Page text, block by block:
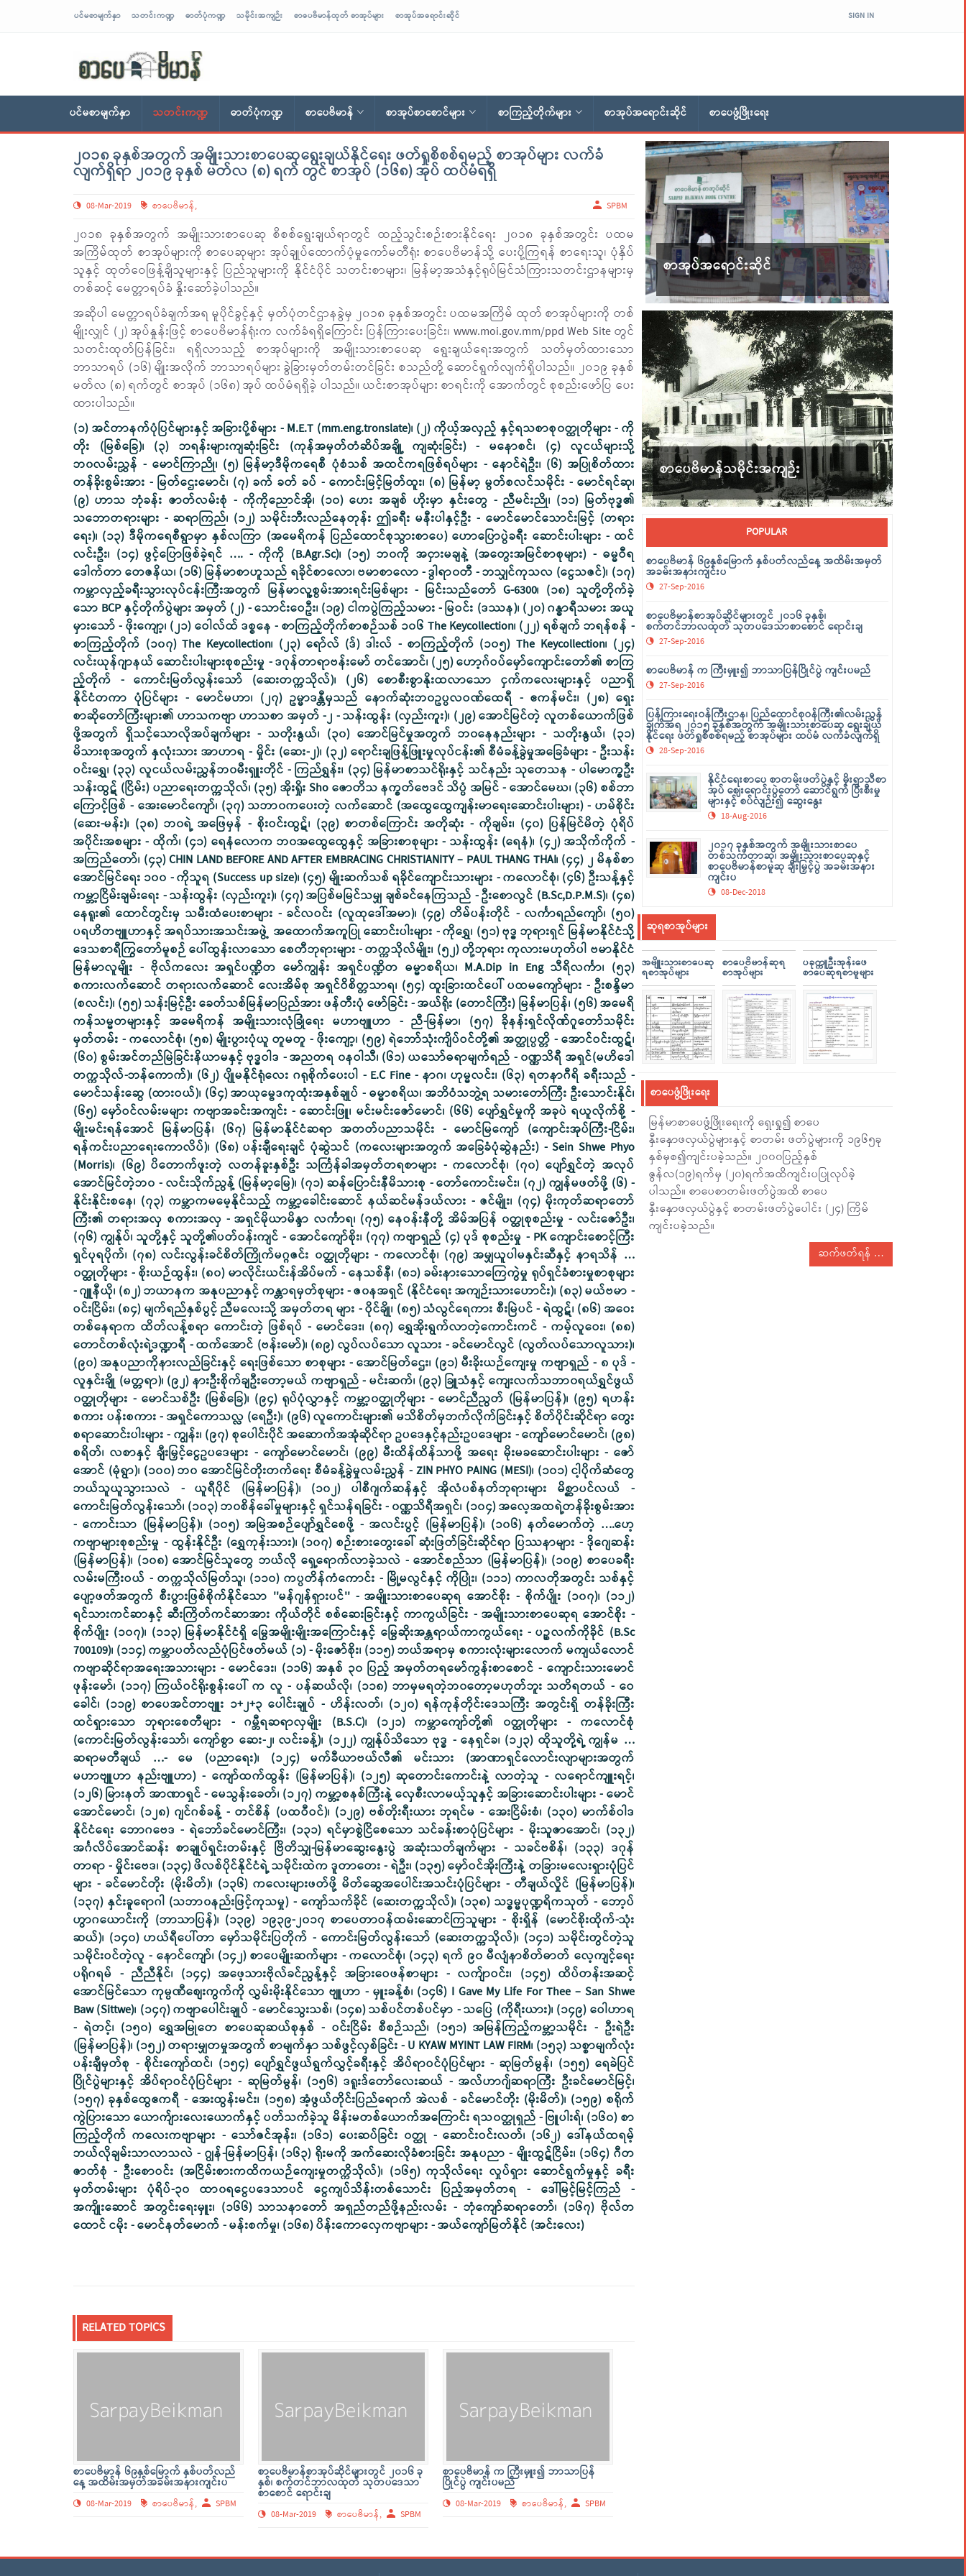
ပင်မစာမျက်နှာ သတင်းကဏ္ဍ ဓာတ်ပုံကဏ္ဍ သမိုင်းအကျဉ်း စာပေဗိမာန်ထုတ် စာအုပ်များ စာအုပ်အရောင်းဆိုင် SIGN IN
ပင်မစာမျက်နှာ သတင်းကဏ္ဍ ဓာတ်ပုံကဏ္ဍ စာပေဗိမာန် စာအုပ်စာစောင်များ စာကြည့်တိုက်များ စာအုပ်အရောင်းဆိုင် စာပေဖွံ့ဖြိုးရေး
၂၀၁၈ ခုနှစ်အတွက် အမျိုးသားစာပေဆုရွေးချယ်နိုင်ရေး ဖတ်ရှုစိစစ်ရမည့် စာအုပ်များ လက်ခံ
လျက်ရှိရာ ၂၀၁၉ ခုနှစ် မတ်လ (၈) ရက် တွင် စာအုပ် (၁၆၈) အုပ် ထပ်မံရရှိ
08-Mar-2019 စာပေဗိမာန်, SPBM
၂၀၁၈ ခုနှစ်အတွက် အမျိုးသားစာပေဆု စိစစ်ရွေးချယ်ရာတွင် ထည့်သွင်းစဉ်းစားနိုင်ရေး ၂၀၁၈ ခုနှစ်အတွင်း ပထမ
အကြိမ်ထုတ် စာအုပ်များကို စာပေဆုများ အုပ်ချုပ်ထောက်ပံ့မှုကော်မတီရုံး စာပေဗိမာန်သို့ ပေးပို့ကြရန် စာရေးသူ၊ ပုံနှိပ်
သူနှင့် ထုတ်ဝေဖြန့်ချိသူများနှင့် ပြည်သူများကို နိုင်ငံပိုင် သတင်းစာများ၊ မြန်မာ့အသံနှင့်ရုပ်မြင်သံကြားသတင်းဌာနများမှ
တစ်ဆင့် မေတ္တာရပ်ခံ နှိုးဆော်ခဲ့ပါသည်။
အဆိုပါ မေတ္တာရပ်ခံချက်အရ မူပိုင်ခွင့်နှင့် မှတ်ပုံတင်ဌာနခွဲမှ ၂၀၁၈ ခုနှစ်အတွင်း ပထမအကြိမ် ထုတ် စာအုပ်များကို တစ်
မျိုးလျှင် (၂) အုပ်နှုန်းဖြင့် စာပေဗိမာန်ရုံးက လက်ခံရရှိကြောင်း ပြန်ကြားပေးခြင်း၊ www.moi.gov.mm/ppd Web Site တွင်
သတင်းထုတ်ပြန်ခြင်း၊ ရရှိလာသည့် စာအုပ်များကို အမျိုးသားစာပေဆု ရွေးချယ်ရေးအတွက် သတ်မှတ်ထားသော
ဘာသာရပ် (၁၆) မျိုးအလိုက် ဘာသာရပ်များ ခွဲခြားမှတ်တမ်းတင်ခြင်း စသည်တို့ ဆောင်ရွက်လျက်ရှိပါသည်။ ၂၀၁၉ ခုနှစ်
မတ်လ (၈) ရက်တွင် စာအုပ် (၁၆၈) အုပ် ထပ်မံရရှိခဲ့ ပါသည်။ ယင်းစာအုပ်များ စာရင်းကို အောက်တွင် စုစည်းဖော်ပြ ပေး
ထားပါသည်။
(၁) အင်တာနက်ပုံပြင်များနှင့် အခြားပို့စ်များ - M.E.T (mm.eng.tronslate)၊ (၂) ကိုယ့်အလှည့် နှင့်ရသစာစု၀တ္ထုတိုများ - ကိုတိုး (မြစ်ခြေ)၊ (၃) ဘရန်းများကျဆုံးခြင်း (ကုန်အမှတ်တံဆိပ်အချို့ ကျဆုံးခြင်း) - မနောစင်၊ (၄) လူငယ်များသို့ ဘ၀လမ်းညွှန် - မောင်ကြာညို၊ (၅) မြန်မာ့ဒီမိုကရေစီ ပုံစံသစ် အထင်ကရဖြစ်ရပ်များ - နောင်ရဲဦး၊ (၆) အပြုစိတ်ထား တန်ခိုးစွမ်းအား - မြတ်ဌေးမောင်၊ (၇) ခက် ခတ် ခပ် - ကောင်းမြင့်မြတ်ထူး၊ (၈) မြန်မာ့ မွတ်စလင်သမိုင်း - မောင်ရင်ဆု၊ (၉) ဟာသ ဘုံခန်း ဇာတ်လမ်းစုံ - ကိုကိုညောင်အို၊ (၁၀) ဟေး အချစ် ဟိုးမှာ နှင်းတွေ - ညီမင်းညို၊ (၁၁) မြတ်ဗုဒ္ဓ၏ သဘောတရားများ - ဆရာကြည်၊ (၁၂) သမိုင်းဘီးလည်နေတုန်း ဤခရီး မနီးပါနှင့်ဦး - မောင်မောင်သောင်းမြင့် (တရားရေး)၊ (၁၃) ဒီမိုကရေစီရွာမှာ နှစ်လကြာ (အမေရိကန် ပြည်ထောင်စုသွားစာပေ) ဟောပြောပွဲခရီး ဆောင်းပါးများ - ထင်လင်းဦး၊ (၁၄) ဖွင့်ပြောဖြစ်ခဲ့ရင် …. - ကိုကို (B.Agr.Sc)၊ (၁၅) ဘ၀ကို အငှားမချနဲ့ (အတွေးအမြင်စာစုများ) - ဓမ္မဝီရ ဒေါက်တာ တေဇနိယ၊ (၁၆) မြန်မာစာဟူသည် ရခိုင်စာလော၊ ဗမာစာလော - ဒွါရာ၀တီ - ဘသျှင်ကုသလ (ငွေသဇင်)၊ (၁၇) ကမ္ဘာလှည့်ခရီးသွားလုပ်ငန်းကြီးအတွက် မြန်မာလူ့စွမ်းအားရင်းမြစ်များ - မြင်းသည်တော် G-6300၊ (၁၈) သူတို့တိုက်ခဲ့သော BCP နှင့်တိုက်ပွဲများ အမှတ် (၂) - သောင်းဝေဦး၊ (၁၉) ငါကပွဲကြည့်သမား - မြဝင်း (ဒဿန)၊ (၂၀) ဂန္ဓာရီသမား အယူမှားသော် - ဖိုးကျော့၊ (၂၁) ဝေါလ်ထ် ဒစ္စနေ - စာကြည့်တိုက်စာစဉ်သစ် ၁၀၆ The Keycollection၊ (၂၂) ရစ်ချက် ဘရန်စန် - စာကြည့်တိုက် (၁၀၇) The Keycollection၊ (၂၃) ရော်လ် (ဒ်) ဒါးလ် - စာကြည့်တိုက် (၁၀၅) The Keycollection၊ (၂၄) လင်းယုန်ဂျာနယ် ဆောင်းပါးများစုစည်းမှု - ဒဂုန်တာရာဗန်းမော် တင်အောင်၊ (၂၅) ဟော့ဂ်ဝပ်မှော်ကျောင်းတော်၏ စာကြည့်တိုက် - ကောင်းမြတ်လွန်းသော် (ဆေးတက္ကသိုလ်)၊ (၂၆) စောစီးစွာနိုးထလာသော ငှက်ကလေးများနှင့် ပညာရှိနိုင်ငံတကာ ပုံပြင်များ - မောင်မဟာ၊ (၂၇) ဥမ္မာဒန္တီမှသည် နောက်ဆုံးဘ၀ဥပ္ပလဝဏ်ထေရီ - ဧကန်မင်း၊ (၂၈) ရှေးစာဆိုတော်ကြီးများ၏ ဟာသကဗျာ ဟာသစာ အမှတ် -၂ - သန်းထွန်း (လှည်းကူး)၊ (၂၉) အောင်မြင်တဲ့ လူတစ်ယောက်ဖြစ်ဖို့အတွက် ရှိသင့်သောလိုအပ်ချက်များ - သတိုးနွယ်၊ (၃၀) အောင်မြင်မှုအတွက် ဘ၀နေနည်းများ - သတိုးနွယ်၊ (၃၁) မိသားစုအတွက် နှလုံးသား အာဟာရ - မှိုင်း (ဆေး-၂)၊ (၃၂) ရောင်းချဖြန့်ဖြူးမှုလုပ်ငန်း၏ စီမံခန့်ခွဲမှုအခြေခံများ - ဦးသန်းဝင်းရွှေ၊ (၃၃) လူငယ်လမ်းညွှန်ဘ၀မီးရှူးတိုင် - ကြည်ရွှန်း၊ (၃၄) မြန်မာစာသင်ရိုးနှင့် သင်နည်း သုတေသန - ပါမောက္ခဦးသန်းထွဋ် (ငြိမ်း) ပညာရေးတက္ကသိုလ်၊ (၃၅) အိုးရှိုး Sho ဇောတိသ နက္ခတ်ဗေဒင် သိပ္ပံ အမြင် - အောင်မေဃ၊ (၃၆) စစ်ဘာကြောင့်ဖြစ် - အေးမောင်ကျော်၊ (၃၇) သဘာ၀ကပေးတဲ့ လက်ဆောင် (အထွေထွေကျန်းမာရေးဆောင်းပါးများ) - ဟမ်စိုင်း (ဆေး-မန်း)၊ (၃၈) ဘ၀ရဲ့ အဖြေမှန် - စိုးဝင်းထွဋ်၊ (၃၉) စာတစ်ကြောင်း အတိုဆုံး - ကိုချမ်း၊ (၄၀) ပြန်မြင်မိတဲ့ ပုံရိပ်အပိုင်းအစများ - ထိုက်၊ (၄၁) ရေနံလောက ဘ၀အထွေထွေနှင့် အခြားစာစုများ - သန်းထွန်း (ရေနံ)၊ (၄၂) အသိုက်ကိုက် - အကြည်တော်၊ (၄၃) CHIN LAND BEFORE AND AFTER EMBRACING CHRISTIANITY – PAUL THANG THAI၊ (၄၄) ၂ မိနစ်စာ အောင်မြင်ရေး ၁၀၀ - ကိုသူရ (Success up size)၊ (၄၅) မျိုးဆက်သစ် ရခိုင်ကျောင်းသားများ - ကလောင်စုံ၊ (၄၆) ဦးသန့်နှင့် ကမ္ဘာ့ငြိမ်းချမ်းရေး - သန်းထွန်း (လှည်းကူး)၊ (၄၇) အပြစ်မမြင်သမျှ ချစ်ခင်နေကြသည် - ဦးစောလွင် (B.Sc,D.P.M.S)၊ (၄၈) နေရူး၏ ထောင်တွင်းမှ သမီးထံပေးစာများ - ခင်လဝင်း (လူထုဒေါ်အမာ)၊ (၄၉) တိမ်ပန်းတိုင် - လင်္ကာရည်ကျော်၊ (၅၀) ပရဟိတဗျူဟာနှင့် အရပ်သားအသင်းအဖွဲ့ အထောက်အကူပြု ဆောင်းပါးများ - ကိုရွှေ၊ (၅၁) ဗုဒ္ဓ ဘုရားရှင် မြန်မာနိုင်ငံသို့ ဒေသစာရီကြွတော်မူစဉ် ပေါ်ထွန်းလာသော စေတီဘုရားများ - တက္ကသိုလ်မျိုး၊ (၅၂) တို့ဘုရား ကုလားမဟုတ်ပါ ဗမာနိုင်ငံ မြန်မာလူမျိုး - ဗိုလ်ကလေး အရှင်ပဏ္ဍိတ မော်ကျွန်း အရှင်ပဏ္ဍိတ ဓမ္မာစရိယ၊ M.A.Dip in Eng သီရိလင်္ကာ၊ (၅၃) စကားလက်ဆောင် တရားလက်ဆောင် လေးအိမ်စု အရှင်ဝိစိတ္တသာရ၊ (၅၄) ထူးခြားထင်ပေါ် ပထမကျော်များ - ဦးစန္ဒိမာ (စလင်း)၊ (၅၅) သန်းမြင့်ဦး ခေတ်သစ်မြန်မာပြည်အား ဖန်တီးပုံ ဖော်ခြင်း - အယ်ရိုး (တောင်ကြီး) မြန်မာပြန်၊ (၅၆) အမေရိကန်သမ္မတများနှင့် အမေရိကန် အမျိုးသားလုံခြုံရေး မဟာဗျူဟာ - ညီ-မြန်မာ၊ (၅၇) ခိုနန်းရှင်လိုဏ်ဂူတော်သမိုင်း မှတ်တမ်း - ကလောင်စုံ၊ (၅၈) မျိုးပွားပုံယူ တူမတူ - ဖိုးကျော့၊ (၅၉) ရဲဘော်သုံးကျိပ်ဝင်တို့၏ အတ္ထုပ္ပတ္တိ - အောင်ဝင်းထွဋ်၊ (၆၀) စွမ်းအင်တည်မြဲခြင်းနိယာမနှင့် ဗုဒ္ဓဝါဒ - အညတရ ၀နဝါသီ၊ (၆၁) ယသော်ဓရာမျက်ရည် - ၀ဏ္ဏသိရီ အရှင်(မဟိဒေါ တက္ကသိုလ်-ဘန်ကောက်)၊ (၆၂) ပျိုမနိုင်ရုံလေး ဂရုစိုက်ပေးပါ - E.C Fine - နာဂ၊ ဟုမ္မလင်း၊ (၆၃) ရတနာဂီရိ ခရီးသည် - မောင်သန်းဆွေ (ထားဝယ်)၊ (၆၄) အာယုမ္ဗေဒကုထုံးအနှစ်ချုပ် - ဓမ္မာစရိယ၊ အဘိဝံသဘွဲ့ရ သမားတော်ကြီး ဦးသောင်းနိုင်၊ (၆၅) မှော်ဝင်လမ်းမများ ကဗျာအခင်းအကျင်း - ဆောင်းဖြူ၊ မင်းမင်းဇော်မောင်၊ (၆၆) ပျော်ရွှင်မှုကို အခုပဲ ရယူလိုက်စို့ - မျိုးမင်းရန်အောင် မြန်မာပြန်၊ (၆၇) မြန်မာနိုင်ငံဆရာ အတတ်ပညာသမိုင်း - မောင်မြကျော် (ကျောင်းအုပ်ကြီး-ငြိမ်း၊ ရန်ကင်းပညာရေးကောလိပ်)၊ (၆၈) ပန်းချီရေးချင် ပုံဆွဲသင် (ကလေးများအတွက် အခြေခံပုံဆွဲနည်း) - Sein Shwe Phyo (Morris)၊ (၆၉) ပိတောက်ဖူးတဲ့ လတန်ခူးနှစ်ဦး သင်္ကြန်ခါအမှတ်တရစာများ - ကလောင်စုံ၊ (၇၀) ပျော်ရွှင်တဲ့ အလုပ် အောင်မြင်တဲ့ဘ၀ - လင်းသိုက်ညွန့် (မြန်မာ့မြေ)၊ (၇၁) ဆန်ပြောင်းနီမိသားစု - တော်ကောင်းမင်း၊ (၇၂) ကျွန်မဖတ်ဖို့ (၆) - နိုင်းနိုင်းစနေ၊ (၇၃) ကမ္ဘာကမမေ့နိုင်သည့် ကမ္ဘာ့ခေါင်းဆောင် နယ်ဆင်မန်ဒယ်လား - ဇင်မျိုး၊ (၇၄) မိုးကုတ်ဆရာတော်ကြီး၏ တရားအလှ စကားအလှ - အရှင်မိုယာမိန္ဒာ လင်္ကာရ၊ (၇၅) နေဝန်းနီတို့ အိမ်အပြန် ၀တ္ထုစုစည်းမှု - လင်းဇော်ဦး၊ (၇၆) ကျွန်ုပ်၊ သူတို့နှင့် သူတို့၏ပတ်ဝန်းကျင် - အောင်ကျော်စိုး၊ (၇၇) ကဗျာရှည် (၄) ပုဒ် စုစည်းမှု - PK ကျောင်းစောင့်ကြီး ရှင်ပုရပိုက်၊ (၇၈) လင်းလွန်းခင်စိတ်ကြိုက်မဂ္ဂဇင်း ၀တ္ထုတိုများ - ကလောင်စုံ၊ (၇၉) အမျှယူပါမနှင်းဆီနှင့် နာရသိန် … ၀တ္ထုတိုများ - စိုးယဉ်ထွန်း၊ (၈၀) မာလိုင်းယင်းန်အိပ်မက် - နေသစ်နီ၊ (၈၁) ခမ်းနားသောကြေကွဲမှု ရုပ်ရှင်ခံစားမှုစာစုများ - ဂျူနီယို၊ (၈၂) ဘယာနက အနုပညာနှင့် ကန္တာရမှတ်စုများ - ဇ၀နအရှင် (နိုင်ငံရေး အကျဉ်းသားဟောင်း)၊ (၈၃) မယ်ဗမာ - ဝင်းငြိမ်း၊ (၈၄) မျက်ရည်နှစ်ပွင့် ညီမလေးသို့ အမှတ်တရ များ - ဝိုင်ချို၊ (၈၅) သံလွင်ရေကား စီးမြဲပင် - ရဲထွဋ်၊ (၈၆) အဝေးတစ်နေရာက ထိတ်လန့်စရာ ကောင်းတဲ့ ဖြစ်ရပ် - မောင်ဒေး၊ (၈၇) ရွှေအိုးရွက်လာတဲ့ကောင်းကင် - ကမ့်လူဝေး၊ (၈၈) တောင်တစ်လုံးရဲ့ဒဏ္ဍာရီ - ထက်အောင် (ဗန်းမော်)၊ (၈၉) လွပ်လပ်သော လူသား - ခင်မောင်လွင် (လွတ်လပ်သောလူသား)၊ (၉၀) အနုပညာကိုနားလည်ခြင်းနှင့် ရေးဖြစ်သော စာစုများ - အောင်မြတ်ဌေး၊ (၉၁) မီးခိုးယဉ်ကျေးမှု ကဗျာရှည် - ၈ ပုဒ် - လူနှင်းချို (မတ္တရာ)၊ (၉၂) နားဦးစိုက်ချဦးတော့မယ် ကဗျာရှည် - မင်းဆက်၊ (၉၃) ခြူသံနှင့် ကျေးလက်သဘာ၀ရယ်ရွှင်ဖွယ် ၀တ္ထုတိုများ - မောင်သစ်ဦး (မြစ်ခြေ)၊ (၉၄) ရုပ်ပုံလွှာနှင့် ကမ္ဘာ့၀တ္ထုတိုများ - မောင်ညီညွတ် (မြန်မာပြန်)၊ (၉၅) ရဟန်းစကား ပန်းစကား - အရှင်ကောသလ္လ (ရေဦး)၊ (၉၆) လူကောင်းများ၏ မသိစိတ်မှဘက်လိုက်ခြင်းနှင့် စိတ်ပိုင်းဆိုင်ရာ တွေးစရာဆောင်းပါးများ - ကျွန်း၊ (၉၇) စုပေါင်းပိုင် အဆောက်အအုံဆိုင်ရာ ဥပဒေနှင့်နည်းဥပဒေများ - ကျော်မောင်မောင်၊ (၉၈) စရိတ်၊ လစာနှင့် ချီးမြှင့်ငွေဥပဒေများ - ကျော်မောင်မောင်၊ (၉၉) မီးထိန်ထိန်သာဖို့ အရေး မိုးမခဆောင်းပါးများ - ဇော်အောင် (မုံရွာ)၊ (၁၀၀) ဘ၀ အောင်မြင်တိုးတက်ရေး စီမံခန့်ခွဲမှုလမ်းညွှန် - ZIN PHYO PAING (MESI)၊ (၁၀၁) ငါ့ပိုက်ဆံတွေ ဘယ်သူယူသွားသလဲ - ယူရီပိုင် (မြန်မာပြန်)၊ (၁၀၂) ပါစီဂျက်ဆန်နှင့် အိုလံပစ်နတ်ဘုရားများ မိစ္ဆာပင်လယ် - ကောင်းမြတ်လွန်းသော်၊ (၁၀၃) ဘ၀စိန်ခေါ်မှုများနှင့် ရှင်သန်ရခြင်း - ၀ဏ္ဏသိရီအရှင်၊ (၁၀၄) အလေ့အထရဲ့တန်ခိုးစွမ်းအား - ကောင်းသာ (မြန်မာပြန်)၊ (၁၀၅) အမြဲအစဉ်ပျော်ရွှင်စေဖို့ - အလင်းပွင့် (မြန်မာပြန်)၊ (၁၀၆) နတ်မောက်တဲ့ ….ဟေ့ ကဗျာများစုစည်းမှု - ထွန်းနိုင်ဦး (ရွှေကုန်းသား)၊ (၁၀၇) စဉ်းစားတွေးခေါ် ဆုံးဖြတ်ခြင်းဆိုင်ရာ ပြဿနာများ - ဒိုဂျေဆန်း (မြန်မာပြန်)၊ (၁၀၈) အောင်မြင်သူတွေ ဘယ်လို ရှေ့ရောက်လာခဲ့သလဲ - အောင်စည်သာ (မြန်မာပြန်)၊ (၁၀၉) စာပေခရီးလမ်းမကြီးဝယ် - တက္ကသိုလ်မြတ်သူ၊ (၁၁၀) ကပ္ပတိန်ကံကောင်း - မြို့မလွင်နှင့် ကိုပြုံး၊ (၁၁၁) ကာလတိုအတွင်း သစ်နှင့် ပျော့ဖတ်အတွက် စီးပွားဖြစ်စိုက်နိုင်သော ''မန်ဂျန်ရှားပင်'' - အမျိုးသားစာပေဆုရ အောင်စိုး - စိုက်ပျိုး (၁၀၇)၊ (၁၁၂) ရင်သားကင်ဆာနှင့် ဆီးကြိတ်ကင်ဆာအား ကိုယ်တိုင် စစ်ဆေးခြင်းနှင့် ကာကွယ်ခြင်း - အမျိုးသားစာပေဆုရ အောင်စိုး - စိုက်ပျိုး (၁၀၇)၊ (၁၁၃) မြန်မာနိုင်ငံရှိ မြွေအမျိုးမျိုးအကြောင်းနှင့် မြွေဆိုးအန္တရာယ်ကာကွယ်ရေး - ပဉ္စလက်ကိုခိုင် (B.Sc 700109)၊ (၁၁၄) ကမ္ဘာပတ်လည်ပုံပြင်ဖတ်မယ် (၁) - မိုးဇော်စိုး၊ (၁၁၅) ဘယ်အရာမှ စကားလုံးများလောက် မကျယ်လောင် ကဗျာဆိုင်ရာအရေးအသားများ - မောင်ဒေး၊ (၁၁၆) အနှစ် ၃၀ ပြည့် အမှတ်တရမော်ကွန်းစာစောင် - ကျောင်းသားမောင်ဖုန်းမော်၊ (၁၁၇) ကြယ်ဝင်ရိုးစွန်းပေါ် က လူ - ပန်ဆယ်လို၊ (၁၁၈) ဘာမှမရတဲ့ဘ၀တော့မဟုတ်ဘူး သတိရတယ် - ဝေခေါင်၊ (၁၁၉) စာပေအင်တာဗျူး ၁+၂+၃ ပေါင်းချုပ် - ဟိန်းလတ်၊ (၁၂၀) ရန်ကုန်တိုင်းဒေသကြီး အတွင်းရှိ တန်ခိုးကြီးထင်ရှားသော ဘုရားစေတီများ - ဂမ္ဘီရဆရာလှမျိုး (B.S.C)၊ (၁၂၁) ကမ္ဘာကျော်တို့၏ ၀တ္ထုတိုများ - ကလောင်စုံ (ကောင်းမြတ်လွန်းသော်၊ ကျော်စွာ ဆေး-၂၊ လင်းခန့်)၊ (၁၂၂) ကျွန်ုပ်သိသော ဗုဒ္ဓ - နေရှင်ခ၊ (၁၂၃) ထိုသူတို့ရဲ့ ကျွန်မ … ဆရာမတီချယ် …- မေ (ပညာရေး)၊ (၁၂၄) မက်ခီယာဗယ်လီ၏ မင်းသား (အာဏာရှင်လောင်းလျာများအတွက် မဟာဗျူဟာ နည်းဗျူဟာ) - ကျော်ထက်ထွန်း (မြန်မာပြန်)၊ (၁၂၅) ဆုတောင်းကောင်းနဲ့ လာတဲ့သူ - လရောင်ကျူးရင့်၊ (၁၂၆) မြားနတ် အာဏာရှင် - မေသွန်းခေတ်၊ (၁၂၇) ကမ္ဘာ့စနစ်ကြီးနဲ့ လှေစီးလာမယ့်သူနှင့် အခြားဆောင်းပါးများ - မောင်အောင်မောင်၊ (၁၂၈) ဂျင်ဂစ်ခန့် - တင်စိန် (ပထဝီဝင်)၊ (၁၂၉) ဗစ်တိုးရီးယား ဘုရင်မ - အေးငြိမ်းစံ၊ (၁၃၀) မာက်စ်ဝါဒ နိုင်ငံရေး ဘောဂဗေဒ - ရဲဘော်ခင်မောင်ကြီး၊ (၁၃၁) ရင်မှာစွဲငြိစေသော သင်ခန်းစာပုံပြင်များ - မိုးသူဇာအောင်၊ (၁၃၂) အင်္ဂလိပ်အောင်ဆန်း စာချုပ်ရှင်းတမ်းနှင့် ဗြိတိသျှ-မြန်မာဆွေးနွေးပွဲ အဆုံးသတ်ချက်များ - သခင်ဗစိန်၊ (၁၃၃) ဒဂုန်တာရာ - မှိုင်းဗေဒ၊ (၁၃၄) ဖိလစ်ပိုင်နိုင်ငံရဲ့ သမိုင်းထဲက ဒူတာတေး - ရဲဦး၊ (၁၃၅) မှော်ဝင်အိုးကြီးနဲ့ တခြားမလေးရှားပုံပြင်များ - ခင်မောင်တိုး (မိုးမိတ်)၊ (၁၃၆) ကလေးများဖတ်ဖို့ မိတ်ဆွေအပေါင်းအသင်းပုံပြင်များ - တီချယ်လှိုင် (မြန်မာပြန်)၊ (၁၃၇) နှင်းခူရောဂါ (သဘာ၀နည်းဖြင့်ကုသမှု) - ကျော်သက်ခိုင် (ဆေးတက္ကသိုလ်)၊ (၁၃၈) သဒ္ဓမ္မပုဏ္ဍရိကသုတ် - ဘော့ပ်ဟွာဂယောင်းကို (ဘာသာပြန်)၊ (၁၃၉) ၁၉၃၉-၂၀၁၇ စာပေတာဝန်ထမ်းဆောင်ကြသူများ - စိုးရှိန် (မောင်စိုးထိုက်-သုံးဆယ်)၊ (၁၄၀) ဟယ်ရီပေါ်တာ မှော်သမိုင်းပြတိုက် - ကောင်းမြတ်လွန်းသော် (ဆေးတက္ကသိုလ်)၊ (၁၄၁) သမိုင်းတွင်တဲ့သူ သမိုင်းဝင်တဲ့လူ - နောင်ကျော်၊ (၁၄၂) စာပေမျိုးဆက်များ - ကလောင်စုံ၊ (၁၄၃) ရက် ၉၀ မီလျံနာစိတ်ဓာတ် လေ့ကျင့်ရေး ပရိုဂရမ် - ညီညီနိုင်၊ (၁၄၄) အဖေ့သားဗိုလ်ခင်ညွန့်နှင့် အခြားဝေဖန်စာများ - လက်ျာဝင်း၊ (၁၄၅) ထိပ်တန်းအဆင့် အောင်မြင်သော ကုမ္ပဏီစျေးကွက်ကို လွှမ်းမိုးနိုင်သော ဗျူဟာ - မှူးခန့်စံ၊ (၁၄၆) I Gave My Life For Thee – San Shwe Baw (Sittwe)၊ (၁၄၇) ကဗျာပေါင်းချုပ် - မောင်သွေးသစ်၊ (၁၄၈) သစ်ပင်တစ်ပင်မှာ - သပြေ (ကိုရီးယား)၊ (၁၄၉) ဝေါဟာရ - ရဲတင့်၊ (၁၅၀) ရွှေအမြုတေ စာပေဆုဆယ်စုနှစ် - ဝင်းငြိမ်း စီစဉ်သည်၊ (၁၅၁) အမြန်ကြည့်ကမ္ဘာ့သမိုင်း - ဦးရဲဦး (မြန်မာပြန်)၊ (၁၅၂) တရားမျှတမှုအတွက် စာမျက်နှာ သစ်ဖွင့်လှစ်ခြင်း - U KYAW MYINT LAW FIRM၊ (၁၅၃) သစ္စာမျက်လုံး ပန်းချီမှတ်စု - စိုင်းကျော်ထင်၊ (၁၅၄) ပျော်ရွှင်ဖွယ်ရွက်လွှင့်ခရီးနှင့် အိပ်ရာဝင်ပုံပြင်များ - ဆုမြတ်မွန်၊ (၁၅၅) ရေခဲပြင်ပြိုင်ပွဲများနှင့် အိပ်ရာဝင်ပုံပြင်များ - ဆုမြတ်မွန်၊ (၁၅၆) ဒရူးဒ်တော်လေးဆယ် - အလ်ဟာဂျ်ဆရာကြီး ဦးခင်မောင်မ
RELATED TOPICS
စာပေဗိမာန် ၆၉နှစ်မြောက် နှစ်ပတ်လည်
နေ့ အထိမ်းအမှတ်အခမ်းအနားကျင်းပ
08-Mar-2019 စာပေဗိမာန်, SPBM
စာပေဗိမာန်စာအုပ်ဆိုင်များတွင် ၂၀၁၆ ခု
နှစ်၊ စက်တင်ဘာလထုတ် သုတပဒေသာ
စာစောင် ရောင်းချ
08-Mar-2019 စာပေဗိမာန်, SPBM
စာပေဗိမာန် က ကြီးမှူး၍ ဘာသာပြန်
ပြိုင်ပွဲ ကျင်းပမည်
08-Mar-2019 စာပေဗိမာန်, SPBM
စာအုပ်အရောင်းဆိုင်
စာပေဗိမာန်သမိုင်းအကျဉ်း
POPULAR
စာပေဗိမာန် ၆၉နှစ်မြောက် နှစ်ပတ်လည်နေ့ အထိမ်းအမှတ်
အခမ်းအနားကျင်းပ
27-Sep-2016
စာပေဗိမာန်စာအုပ်ဆိုင်များတွင် ၂၀၁၆ ခုနှစ်၊
စက်တင်ဘာလထုတ် သုတပဒေသာစာစောင် ရောင်းချ
27-Sep-2016
စာပေဗိမာန် က ကြီးမှူး၍ ဘာသာပြန်ပြိုင်ပွဲ ကျင်းပမည်
27-Sep-2016
ပြန်ကြားရေးဝန်ကြီးဌာန၊ ပြည်ထောင်စုဝန်ကြီး၏လမ်းညွှန်
ချက်အရ ၂၀၁၅ ခုနှစ်အတွက် အမျိုးသားစာပေဆု ရွေးချယ်
နိုင်ရေး ဖတ်ရှုစိစစ်ရမည့် စာအုပ်များ ထပ်မံ လက်ခံလျက်ရှိ
28-Sep-2016
နိုင်ငံရေးစာပေ စာတမ်းဖတ်ပွဲနှင့် မိုးရာသီစာ
အုပ် ဈေးရောင်းပွဲတော် ဆောင်ရွက် ပြီးစီးမှု
များနှင့် စပ်လျဉ်း၍ ဆွေးနွေး
18-Aug-2016
၂၀၁၇ ခုနှစ်အတွက် အမျိုးသားစာပေ
တစ်သက်တာဆု၊ အမျိုးသားစာပေဆုနှင့်
စာပေဗိမာန်စာမူဆု ချီးမြှင့်ပွဲ အခမ်းအနား
ကျင်းပ
08-Dec-2018
ဆုရစာအုပ်များ
အမျိူးသားစာပေဆု
ရစာအုပ်များ
စာပေဗိမာန်ဆုရ
စာအုပ်များ
ပခုက္ကူဦးအုန်းဖေ
စာပေဆုရစာမူများ
စာပေဖွံ့ဖြိုးရေး
မြန်မာစာပေဖွံ့ဖြိုးရေးကို ရှေးရှု၍ စာပေ
နှီးနှောဖလှယ်ပွဲများနှင့် စာတမ်း ဖတ်ပွဲများကို ၁၉၆၅ခု
နှစ်မှစ၍ကျင်းပခဲ့သည်။ ၂၀၀၀ပြည့်နှစ်
ဇွန်လ(၁၉)ရက်မှ (၂၀)ရက်အထိကျင်းပပြုလုပ်ခဲ့
ပါသည်။ စာပေစာတမ်းဖတ်ပွဲအထိ စာပေ
နှီးနှောဖလှယ်ပွဲနှင့် စာတမ်းဖတ်ပွဲပေါင်း (၂၄) ကြိမ်
ကျင်းပခဲ့သည်။
ဆက်ဖတ်ရန်